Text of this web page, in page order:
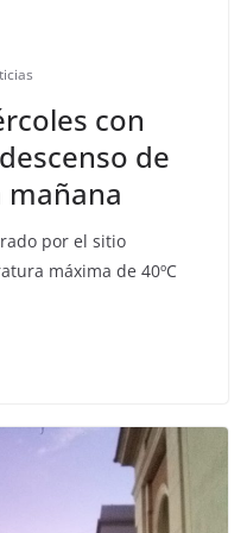
con
de
por el sitio
máxima de 40ºC